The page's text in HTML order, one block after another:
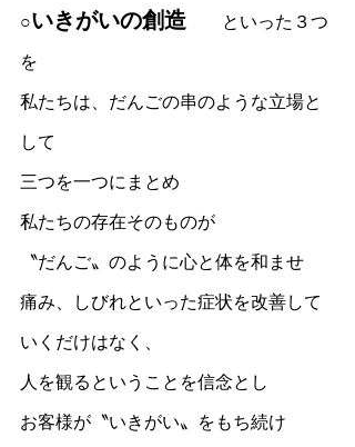
○いきがいの創造 といった３つ
を
私たちは、だんごの串のような立場と
して
三つを一つにまとめ
私たちの存在そのものが
〝だんご〟のように心と体を和ませ
痛み、しびれといった症状を改善して
いくだけはなく、
人を観るということを信念とし
お客様が〝いきがい〟をもち続け